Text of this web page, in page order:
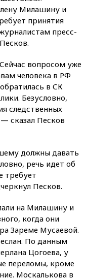
Милашину и
принятия
пресс-
вопросом уже
человека в РФ
в СК
Безусловно,
следственных
сказал Песков
должны давать
речь идет об
требует
Песков.
на Милашину и
когда они
Зареме Мусаевой.
По данным
Цогоева, у
переломы, кроме
Москалькова в